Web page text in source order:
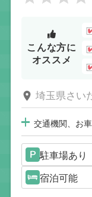
こんな方に
オススメ
埼玉県さい
交通機関、お
駐車場あり
宿泊可能